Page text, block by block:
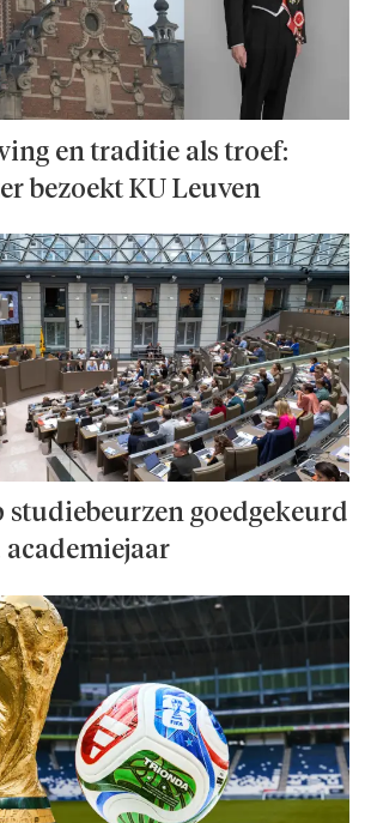
en traditie als troef:
bezoekt KU Leuven
studie­beurzen goed­ge­keurd